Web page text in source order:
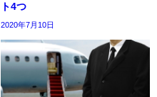
ト4つ
2020年7月10日